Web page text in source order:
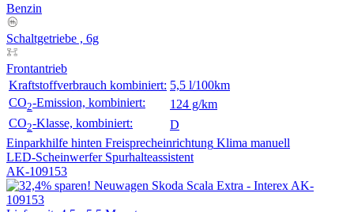
Benzin
Schaltgetriebe , 6g
Frontantrieb
Kraftstoffverbrauch kombiniert: 5,5 l/100km
CO2-Emission, kombiniert:
124 g/km
CO2-Klasse, kombiniert:
D
Einparkhilfe hinten Freisprecheinrichtung Klima manuell
LED-Scheinwerfer Spurhalteassistent
AK-109153